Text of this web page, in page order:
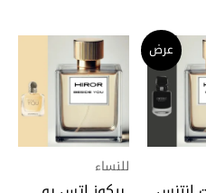
عرضنطاق
السعر:
من
خلال
⁦20,00 JOD⁩
هناك
العديد
الأشكال
المختلفة
لهذا
المنتج.
للنساء
نطاق
السعر:
من
خلال
⁦20,00 JOD⁩